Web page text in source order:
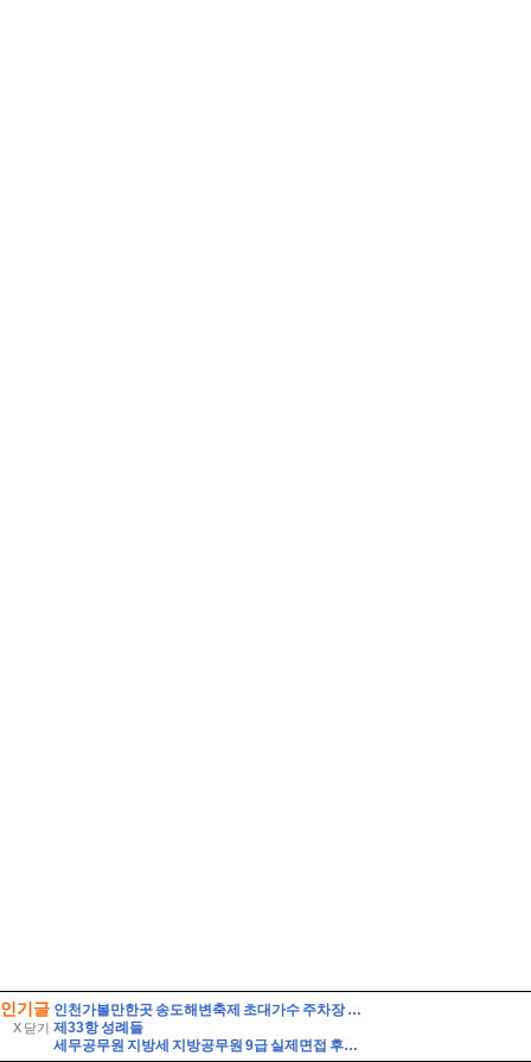
인기글
X 닫기
인천가볼만한곳 송도해변축제 초대가수 주차장 연수구 여행
제33항 성례들
세무공무원 지방세 지방공무원 9급 실제면접 후기] 지방세 9급 지방공무원 면접 (지방공무원 9급 지방세 실제 수험자 8인의 생생한 면접 후기)